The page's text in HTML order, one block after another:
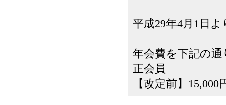
平成29年4月1日
年会費を下記の
正会員
【改定前】